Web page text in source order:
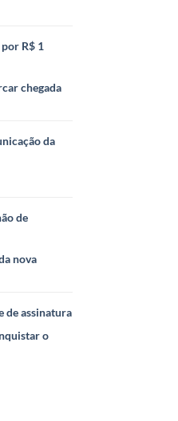
R$ 1
chegada
da
de
nova
de assinatura
o